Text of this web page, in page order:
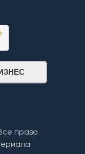
(в
Заказчика).
права